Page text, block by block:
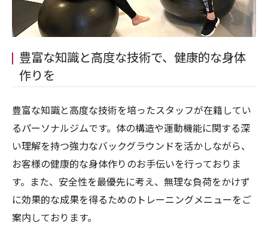
豊富な知識と高度な技術で、健康的な身体
作りを
豊富な知識と高度な技術を培ったスタッフが在籍してい
るパーソナルジムです。体の構造や運動機能に関する深
い理解を持つ強力なバックグラウンドを活かしながら、
お客様の健康的な身体作りのお手伝いを行っておりま
す。また、安全性を最優先に考え、無理な負荷をかけず
に効果的な成果を得るためのトレーニングメニューをご
案内しております。